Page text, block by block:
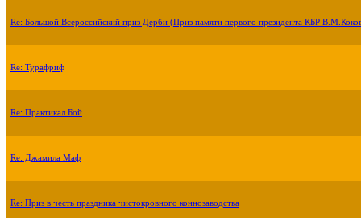
Re: Большой Всероссийский приз Дерби (Приз памяти первого президента КБР
Re: Турафриф
Re: Практикал Бой
Re: Джамила Маф
Re: Приз в честь праздника чистокровного коннозаводства